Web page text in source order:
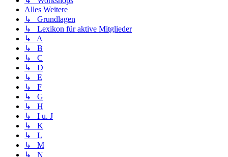
Alles Weitere
↳ Grundlagen
↳ Lexikon für aktive Mitglieder
↳ A
↳ B
↳ C
↳ D
↳ E
↳ F
↳ G
↳ H
↳ I u. J
↳ K
↳ L
↳ M
↳ N